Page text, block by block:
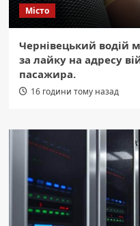
Місто
Чернівецький водій
за лайку на адресу
пасажира.
16 години тому назад